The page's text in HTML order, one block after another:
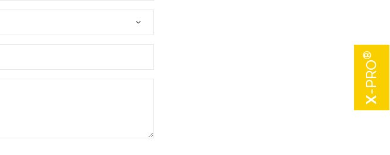
X
-PRO
®